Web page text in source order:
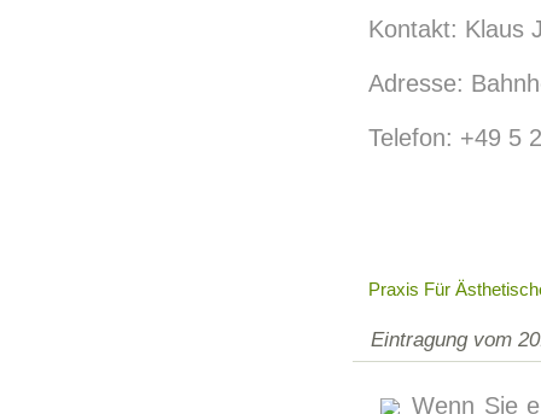
Kontakt: Klaus
Adresse:
Telefon: +49 5
Praxis Für
Eintragung vom
Wenn Sie